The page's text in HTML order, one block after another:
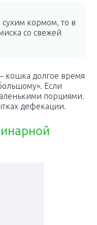
сухим кормом, то в
со свежей
кошка долгое время
Если
порциями.
дефекации.